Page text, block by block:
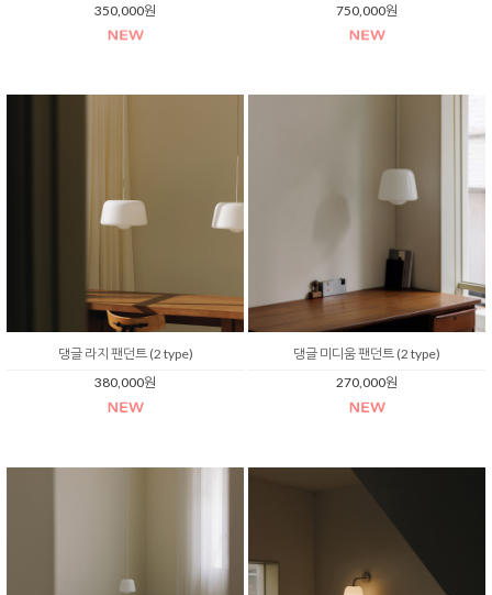
350,000원 750,000원
댕글 라지 팬던트 (2 type)
380,000원
댕글 미디움 팬던트 (2 type)
270,000원